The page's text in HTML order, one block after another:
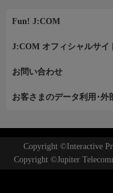
Fun! J:COM
J:COM オフィシャルサイ
お問い合わせ
お客さまのデータ利用･外
Copyright ©Interactive
Copyright ©Jupiter